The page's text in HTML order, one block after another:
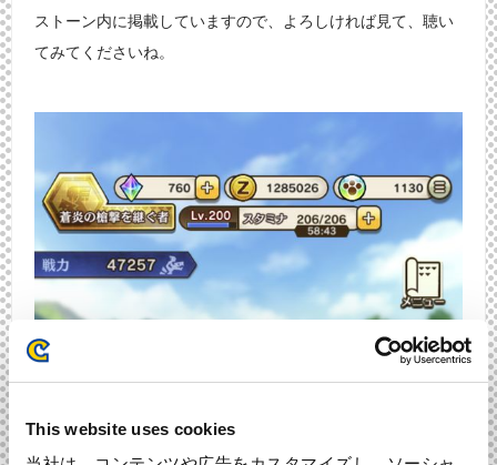
This website uses cookies
ストーン内に掲載していますので、よろしければ見て、聴い
てみてくださいね。